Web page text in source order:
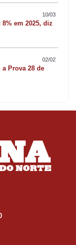
10/03
em 2025, diz
02/02
Prova 28 de